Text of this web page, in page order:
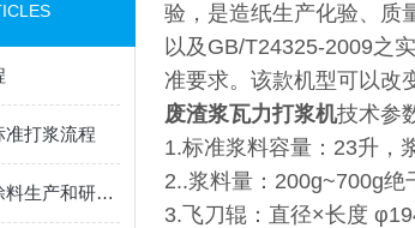
准打浆流程
刮刀涂布试验机为涂料生产和研究提供了非常实用的工具
验，是造纸生产化验、质
以及GB/T24325-2009之
准要求。该款机型可以改
废渣浆瓦力打浆机技术参
1.标准浆料容量：23升，
2..浆料量：200g~700g绝
3.飞刀辊：直径×长度